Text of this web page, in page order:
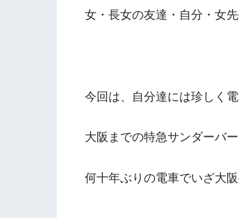
女・長女の友達・自分・女
今回は、自分達には珍しく電
大阪までの特急サンダーバ
何十年ぶりの電車でいざ大阪